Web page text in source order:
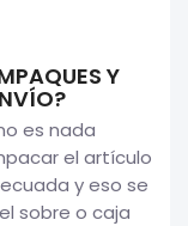
Y
es nada
el artículo
y eso se
sobre o caja